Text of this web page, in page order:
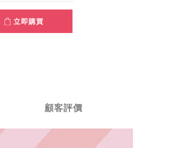
立即購買
顧客評價